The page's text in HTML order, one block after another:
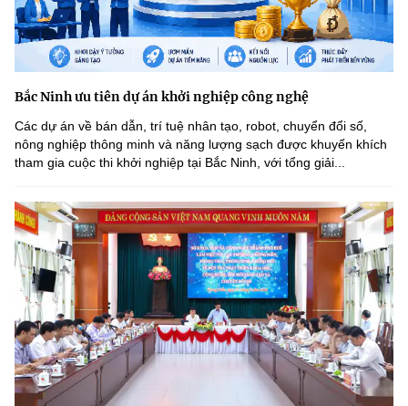
Bắc Ninh ưu tiên dự án khởi nghiệp công nghệ
Các dự án về bán dẫn, trí tuệ nhân tạo, robot, chuyển đổi số,
nông nghiệp thông minh và năng lượng sạch được khuyến khích
tham gia cuộc thi khởi nghiệp tại Bắc Ninh, với tổng giải...